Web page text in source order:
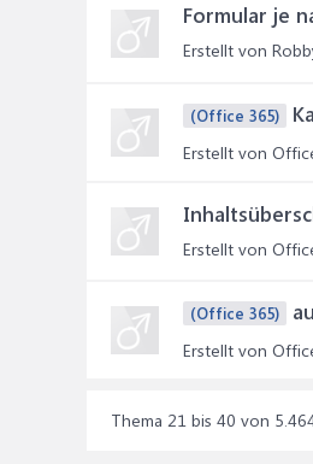
Formular je
Erstellt von
(Office 365)
Erstellt von
Erstellt von
(Office 365)
Erstellt von
Thema 21 bis 40 von